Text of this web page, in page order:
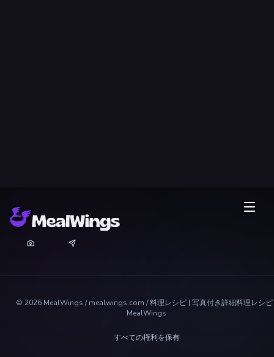
© 2026 MealWings / mealwings.com /料理レシピ | 写真付き詳細料理レシ
MealWings
すべての権利を保有